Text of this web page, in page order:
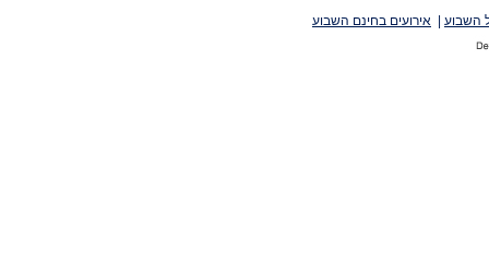
השבוע אירועים בחינם השבוע